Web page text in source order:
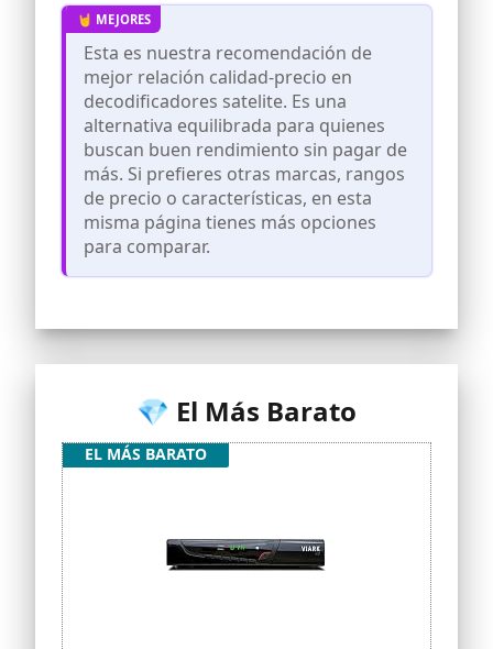
una antena externa
✅ Diseñado en una carcasa metálica de
220mm, además lleva el mismo mando a
distancia que los modelos SAT y SAT 4K
✅ El receptor Viark LIL2 no esta rayado,
simplemente es el film de plástico
protector que lo recubre, tal y como se
puede observar en el Video
Esta es nuestra recomendación de
mejor relación calidad-precio en
decodificadores satelite. Es una
alternativa equilibrada para quienes
buscan buen rendimiento sin pagar de
más. Si prefieres otras marcas, rangos
de precio o características, en esta
misma página tienes más opciones
para comparar.
💎 El Más Barato
EL MÁS BARATO